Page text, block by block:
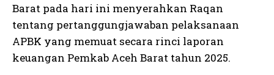
Barat pada hari ini menyerahkan Raqan
tentang pertanggungjawaban pelaksanaan
APBK yang memuat secara rinci laporan
keuangan Pemkab Aceh Barat tahun 2025.